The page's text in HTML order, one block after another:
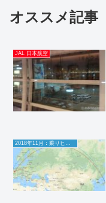
オススメ記事
JAL 日本航空